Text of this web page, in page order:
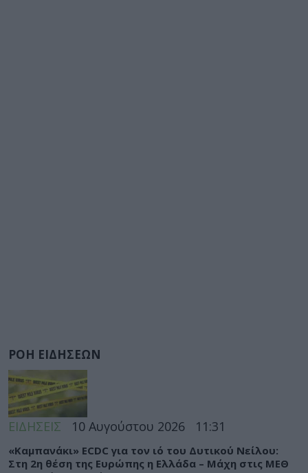
ΡΟΗ ΕΙΔΗΣΕΩΝ
ΕΙΔΗΣΕΙΣ 10 Αυγούστου 2026 11:31
«Καμπανάκι» ECDC για τον ιό του Δυτικού Νείλου:
Στη 2η θέση της Ευρώπης η Ελλάδα – Μάχη στις ΜΕΘ